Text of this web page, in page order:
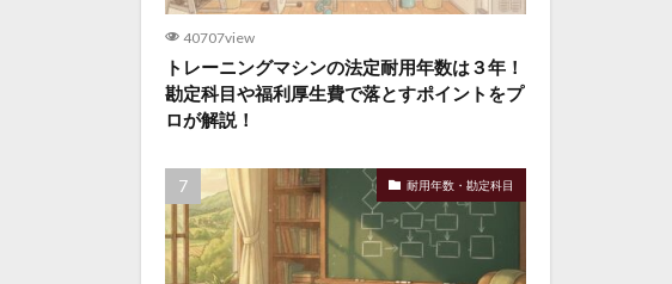
40707view
トレーニングマシンの法定耐用年数は３年！
勘定科目や福利厚生費で落とすポイントをプ
ロが解説！
耐用年数・勘定科目